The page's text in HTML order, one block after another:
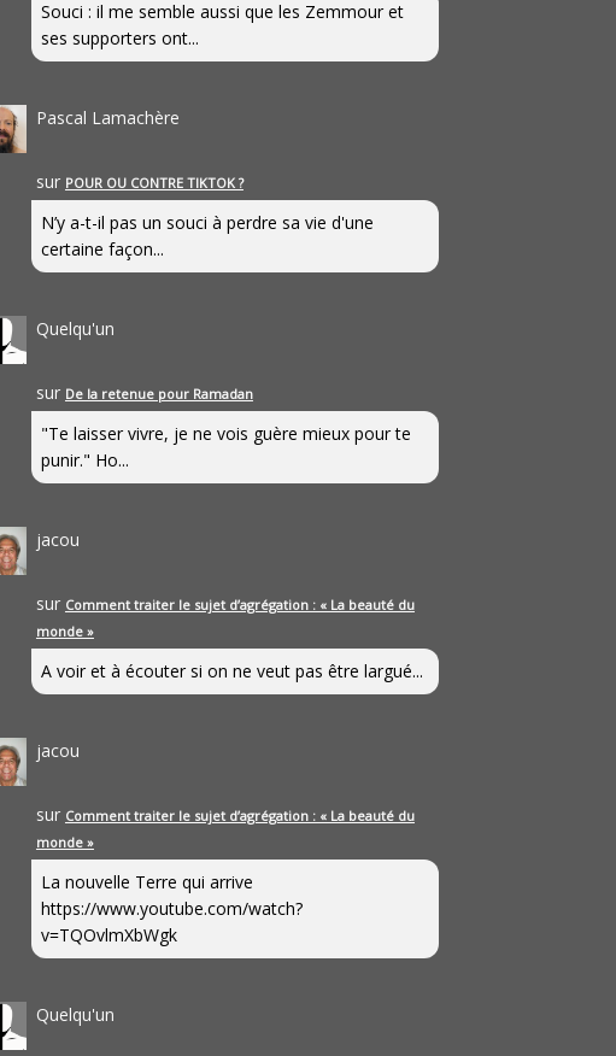
Souci : il me semble aussi que les Zemmour et
ses supporters ont...
Pascal Lamachère
sur POUR OU CONTRE TIKTOK ?
N’y a-t-il pas un souci à perdre sa vie d'une
certaine façon...
Quelqu'un
sur De la retenue pour Ramadan
"Te laisser vivre, je ne vois guère mieux pour te
punir." Ho...
jacou
sur Comment traiter le sujet d’agrégation : « La beauté du
monde »
A voir et à écouter si on ne veut pas être largué...
jacou
sur Comment traiter le sujet d’agrégation : « La beauté du
monde »
La nouvelle Terre qui arrive
https://www.youtube.com/watch?
v=TQOvlmXbWgk
Quelqu'un